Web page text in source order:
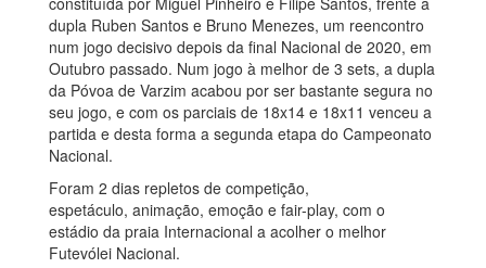
dupla Ruben Santos e Bruno Menezes, um reencontro
num jogo decisivo depois da final Nacional de 2020, em
Outubro passado. Num jogo à melhor de 3 sets, a dupla
da Póvoa de Varzim acabou por ser bastante segura no
seu jogo, e com os parciais de 18x14 e 18x11 venceu a
partida e desta forma a segunda etapa do Campeonato
Nacional.
Foram 2 dias repletos de competição,
espetáculo, animação, emoção e fair-play, com o
estádio da praia Internacional a acolher o melhor
Futevólei Nacional.